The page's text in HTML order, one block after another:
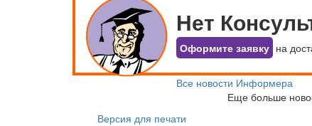
Нет
Оформите заявку на
Все новости Информера
Еще больше
Версия для печати